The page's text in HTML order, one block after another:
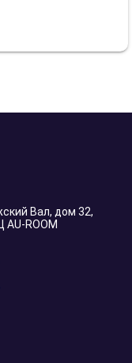
Вал, дом 32,
ROOM